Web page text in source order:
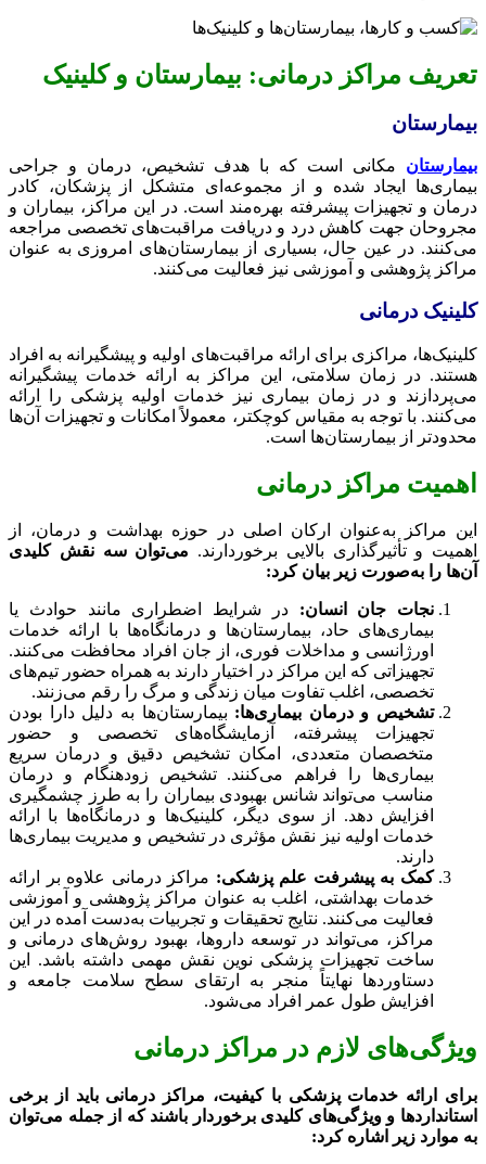
تعریف مراکز درمانی: بیمارستان و کلینیک
بیمارستان
بیمارستان مکانی است که با هدف تشخیص، درمان و جراحی
بیماری‌ها ایجاد شده و از مجموعه‌ای متشکل از پزشکان، کادر
درمان و تجهیزات پیشرفته بهره‌مند است. در این مراکز، بیماران و
مجروحان جهت کاهش درد و دریافت مراقبت‌های تخصصی مراجعه
می‌کنند. در عین حال، بسیاری از بیمارستان‌های امروزی به عنوان
مراکز پژوهشی و آموزشی نیز فعالیت می‌کنند.
کلینیک درمانی
کلینیک‌ها، مراکزی برای ارائه مراقبت‌های اولیه و پیشگیرانه به افراد
هستند. در زمان سلامتی، این مراکز به ارائه خدمات پیشگیرانه
می‌پردازند و در زمان بیماری نیز خدمات اولیه پزشکی را ارائه
می‌کنند. با توجه به مقیاس کوچکتر، معمولاً امکانات و تجهیزات آن‌ها
محدودتر از بیمارستان‌ها است.
اهمیت مراکز درمانی
این مراکز به‌عنوان ارکان اصلی در حوزه بهداشت و درمان، از
اهمیت و تأثیرگذاری بالایی برخوردارند. می‌توان سه نقش کلیدی
آن‌ها را به‌صورت زیر بیان کرد:
نجات جان انسان:در شرایط اضطراری مانند حوادث یا
بیماری‌های حاد، بیمارستان‌ها و درمانگاه‌ها با ارائه خدمات
اورژانسی و مداخلات فوری، از جان افراد محافظت می‌کنند.
تجهیزاتی که این مراکز در اختیار دارند به همراه حضور تیم‌های
تخصصی، اغلب تفاوت میان زندگی و مرگ را رقم می‌زنند.
تشخیص و درمان بیماری‌ها: بیمارستان‌ها به دلیل دارا بودن
تجهیزات پیشرفته، آزمایشگاه‌های تخصصی و حضور
متخصصان متعددی، امکان تشخیص دقیق و درمان سریع
بیماری‌ها را فراهم می‌کنند. تشخیص زودهنگام و درمان
مناسب می‌تواند شانس بهبودی بیماران را به طرز چشمگیری
افزایش دهد. از سوی دیگر، کلینیک‌ها و درمانگاه‌ها با ارائه
خدمات اولیه نیز نقش مؤثری در تشخیص و مدیریت بیماری‌ها
دارند.
کمک به پیشرفت علم پزشکی: مراکز درمانی علاوه بر ارائه
خدمات بهداشتی، اغلب به عنوان مراکز پژوهشی و آموزشی
فعالیت می‌کنند. نتایج تحقیقات و تجربیات به‌دست آمده در این
مراکز، می‌تواند در توسعه داروها، بهبود روش‌های درمانی و
ساخت تجهیزات پزشکی نوین نقش مهمی داشته باشد. این
دستاوردها نهایتاً منجر به ارتقای سطح سلامت جامعه و
افزایش طول عمر افراد می‌شود.
ویژگی‌های لازم در مراکز درمانی
برای ارائه خدمات پزشکی با کیفیت، مراکز درمانی باید از برخی
استانداردها و ویژگی‌های کلیدی برخوردار باشند که از جمله می‌توان
به موارد زیر اشاره کرد: